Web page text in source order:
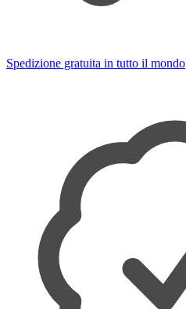
Spedizione gratuita in tutto il mondo